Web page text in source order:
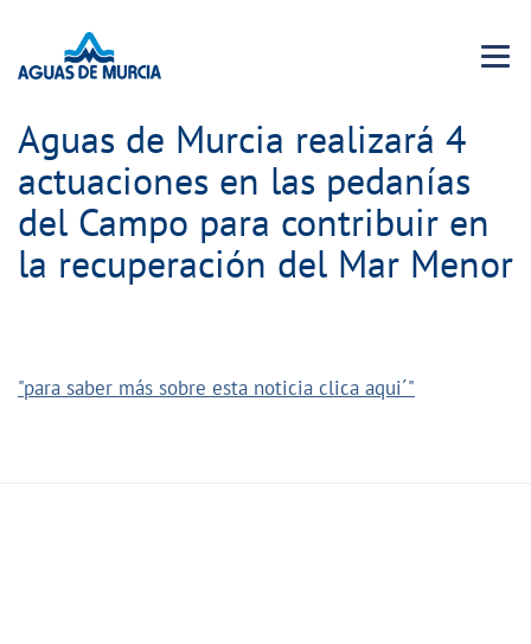
Menu
Aguas de Murcia realizará 4
actuaciones en las pedanías
del Campo para contribuir en
la recuperación del Mar Menor
"para saber más sobre esta noticia clica aqui´"